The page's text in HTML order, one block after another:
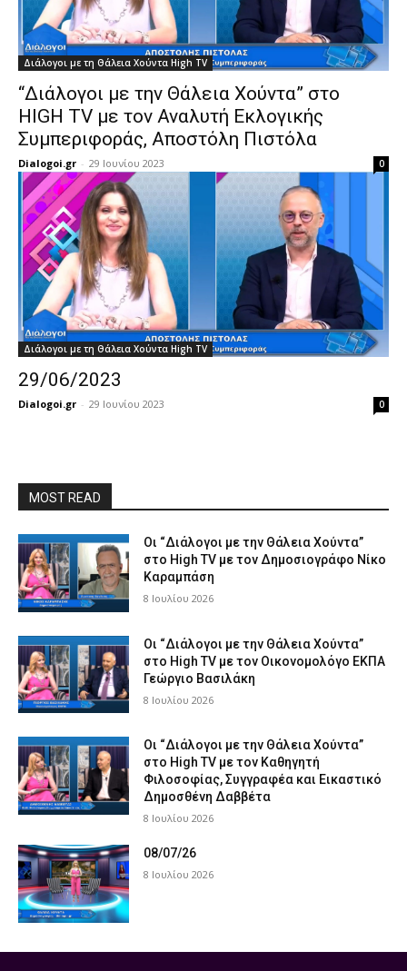
Διάλογοι με τη Θάλεια Χούντα High TV
“Διάλογοι με την Θάλεια Χούντα” στο
HIGH TV με τον Αναλυτή Εκλογικής
Συμπεριφοράς, Αποστόλη Πιστόλα
Dialogoi.gr - 29 Ιουνίου 2023 0
Διάλογοι με τη Θάλεια Χούντα High TV
29/06/2023
Dialogoi.gr - 29 Ιουνίου 2023 0
MOST READ
Οι “Διάλογοι με την Θάλεια Χούντα”
στο High TV με τον Δημοσιογράφο Νίκο
Καραμπάση
8 Ιουλίου 2026
Οι “Διάλογοι με την Θάλεια Χούντα”
στο High TV με τον Οικονομολόγο ΕΚΠΑ
Γεώργιο Βασιλάκη
8 Ιουλίου 2026
Οι “Διάλογοι με την Θάλεια Χούντα”
στο High TV με τον Καθηγητή
Φιλοσοφίας, Συγγραφέα και Εικαστικό
Δημοσθένη Δαββέτα
8 Ιουλίου 2026
08/07/26
8 Ιουλίου 2026